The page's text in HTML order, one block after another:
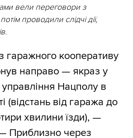
вели переговори з
проводили слідчі дії,
гаражного кооперативу
направо — якраз у
управління Нацполу в
(відстань від гаража до
хвилини їзди), —
Приблизно через